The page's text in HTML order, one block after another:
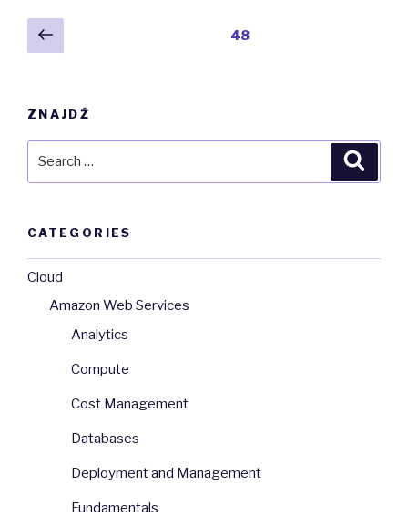
Posts
navigation
Previous
page
48
ZNAJDŹ
CATEGORIES
Cloud
Amazon Web Services
Analytics
Compute
Cost Management
Databases
Deployment and Management
Fundamentals